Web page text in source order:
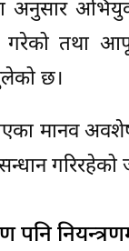
अनुसार
तथा आफू
छ।
मानव